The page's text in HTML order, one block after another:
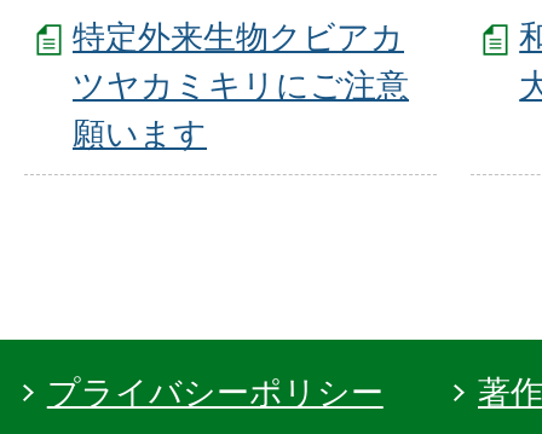
特定外来生物クビアカ
ツヤカミキリにご注意
願います
プライバシーポリシー
著